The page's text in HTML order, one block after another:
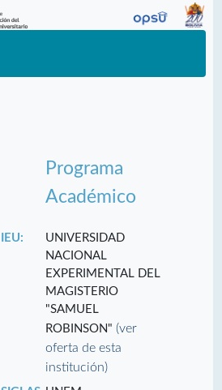
Programa
Académico
IEU:
UNIVERSIDAD
NACIONAL
EXPERIMENTAL DEL
MAGISTERIO
"SAMUEL
ROBINSON"(ver
oferta de esta
institución)